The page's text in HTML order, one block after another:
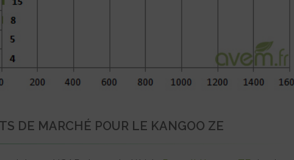
DE MARCHÉ POUR LE KANGOO ZE